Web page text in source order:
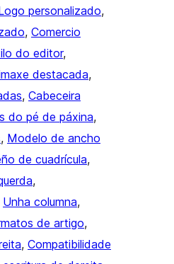
personalizado
, Comercio
do editor
destacada
, Cabeceira
do pé de páxina
, Modelo de ancho
de cuadrícula
Unha columna
de artigo
, Compatibilidade